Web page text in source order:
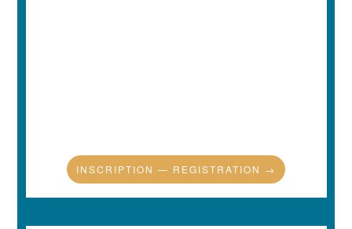
INSCRIPTION — REGISTRATION →